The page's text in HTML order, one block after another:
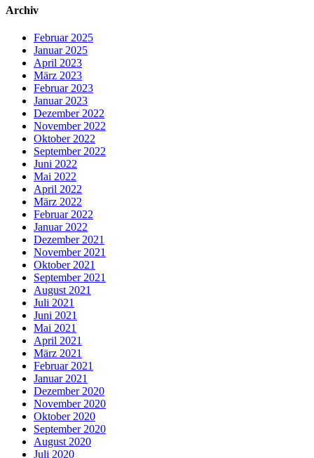
Archiv
Februar 2025
Januar 2025
April 2023
März 2023
Februar 2023
Januar 2023
Dezember 2022
November 2022
Oktober 2022
September 2022
Juni 2022
Mai 2022
April 2022
März 2022
Februar 2022
Januar 2022
Dezember 2021
November 2021
Oktober 2021
September 2021
August 2021
Juli 2021
Juni 2021
Mai 2021
April 2021
März 2021
Februar 2021
Januar 2021
Dezember 2020
November 2020
Oktober 2020
September 2020
August 2020
Juli 2020